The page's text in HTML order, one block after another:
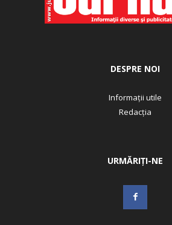
DESPRE NOI
Informații utile
Redacția
URMĂRIȚI-NE